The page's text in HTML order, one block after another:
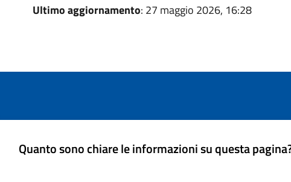
Ultimo aggiornamento: 27 maggio 2026, 16:28
Quanto sono chiare le informazioni su questa